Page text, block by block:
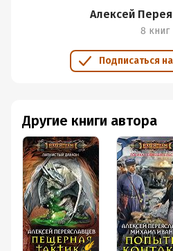
Алексей
8 книг
Подписаться
Другие книги автора